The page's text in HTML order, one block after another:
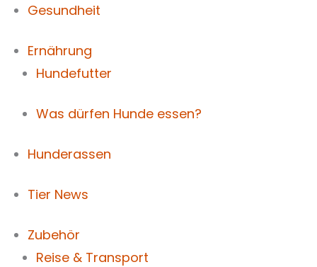
Gesundheit
Ernährung
Hundefutter
Was dürfen Hunde essen?
Hunderassen
Tier News
Zubehör
Reise & Transport